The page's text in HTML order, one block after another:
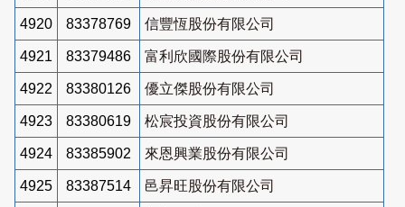
4920 83378769 信豐恆股份有限公司
4921 83379486 富利欣國際股份有限公司
4922 83380126 優立傑股份有限公司
4923 83380619 松宸投資股份有限公司
4924 83385902 來恩興業股份有限公司
4925 83387514 邑昇旺股份有限公司